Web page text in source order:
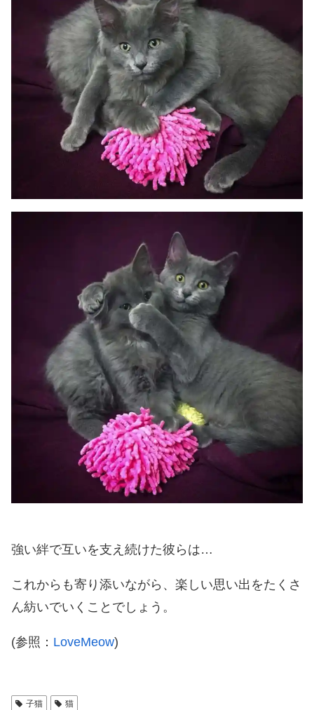
強い絆で互いを支え続けた彼らは…
これからも寄り添いながら、楽しい思い出をたくさ
ん紡いでいくことでしょう。
(参照： LoveMeow)
子猫 猫